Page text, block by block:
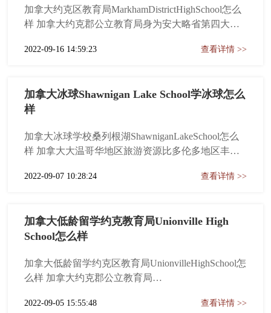
加拿大约克区教育局MarkhamDistrictHighSchool怎么
样 加拿大约克郡公立教育局身为安大略省第四大规
校，110,000名学生及8,500多名教职员。预计在
2022-09-16 14:59:23 查看详情 >>
加拿大冰球Shawnigan Lake School学冰球怎么
样
加拿大冰球学校桑列根湖ShawniganLakeSchool怎么
样 加拿大大温哥华地区旅游资源比多伦多地区丰
个是地球人都知道的秘密。如果你希望在温哥华地
你就不要找了，...
2022-09-07 10:28:24 查看详情 >>
加拿大低龄留学约克教育局Unionville High
School怎么样
加拿大低龄留学约克区教育局UnionvilleHighSchool怎
么样 加拿大约克郡公立教育局
为加拿大首屈一指的公立教育机构之一，不但以其
2022-09-05 15:55:48 查看详情 >>